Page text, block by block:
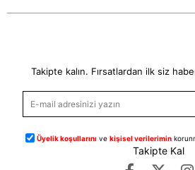
Takipte kalın. Fırsatlardan ilk siz
Üyelik koşullarını vekişisel verilerimin
Takipte Kal